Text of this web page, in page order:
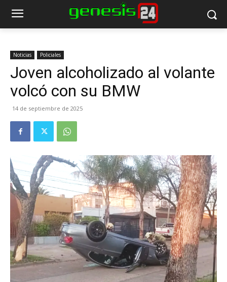
Noticias Policiales
Joven alcoholizado al volante
volcó con su BMW
14 de septiembre de 2025